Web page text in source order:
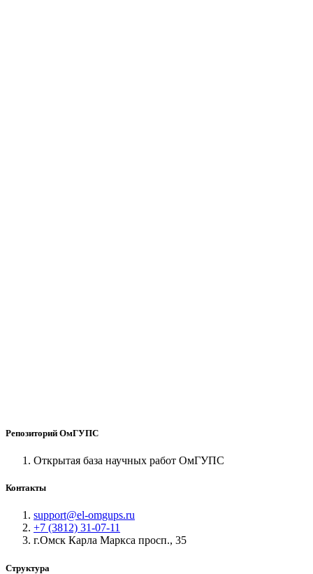
Репозиторий ОмГУПС
Открытая база научных работ ОмГУПС
Контакты
support@el-omgups.ru
+7 (3812) 31-07-11
г.Омск Карла Маркса просп., 35
Структура